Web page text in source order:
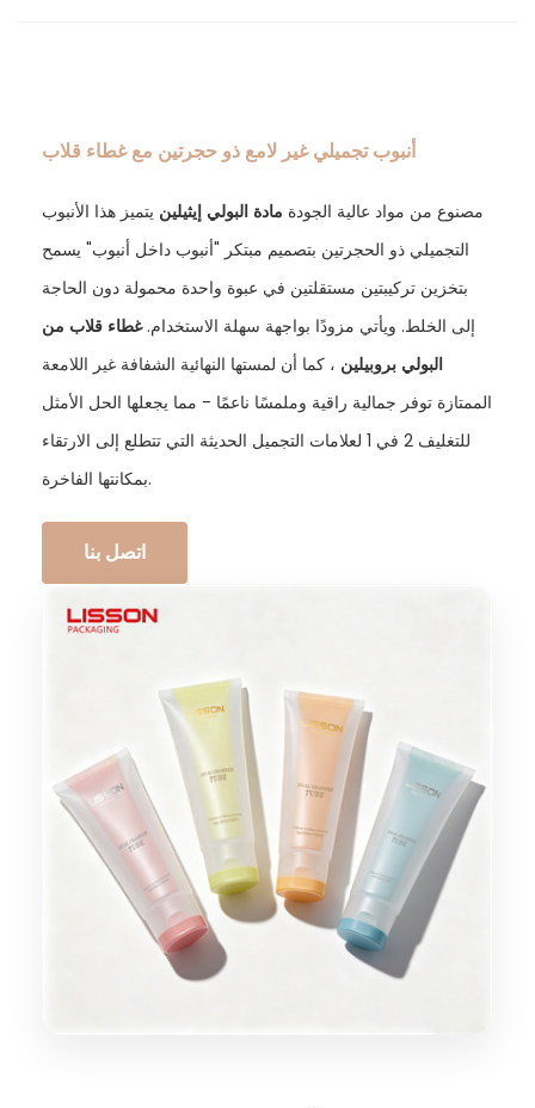
أنبوب تجميلي غير لامع ذو حجرتين مع غطاء قلاب
مصنوع من مواد عالية الجودة مادة البولي إيثيلين يتميز هذا الأنبوب
التجميلي ذو الحجرتين بتصميم مبتكر "أنبوب داخل أنبوب" يسمح
بتخزين تركيبتين مستقلتين في عبوة واحدة محمولة دون الحاجة
إلى الخلط. ويأتي مزودًا بواجهة سهلة الاستخدام.غطاء قلاب من
البولي بروبيلين ، كما أن لمستها النهائية الشفافة غير اللامعة
الممتازة توفر جمالية راقية وملمسًا ناعمًا - مما يجعلها الحل الأمثل
للتغليف 2 في 1 لعلامات التجميل الحديثة التي تتطلع إلى الارتقاء
بمكانتها الفاخرة.
اتصل بنا